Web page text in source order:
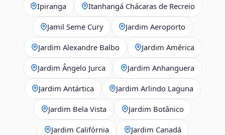
Ipiranga Itanhangá Chácaras de Recreio
Jamil Seme Cury Jardim Aeroporto
Jardim Alexandre Balbo Jardim América
Jardim Ângelo Jurca Jardim Anhanguera
Jardim Antártica Jardim Arlindo Laguna
Jardim Bela Vista Jardim Botânico
Jardim Califórnia Jardim Canadá